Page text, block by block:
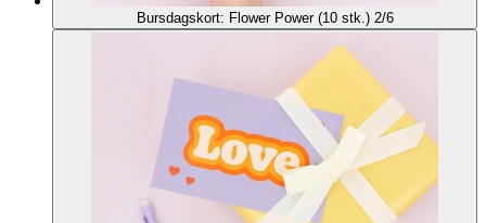
Bursdagskort: Flower Power (10 stk.) 2/6